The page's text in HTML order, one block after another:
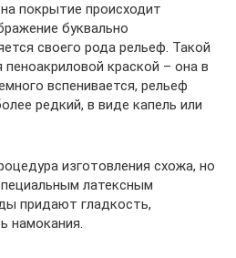
покрытие происходит
буквально
своего рода рельеф. Такой
краской – она в
вспенивается, рельеф
редкий, в виде капель или
изготовления схожа, но
латексным
придают гладкость,
намокания.